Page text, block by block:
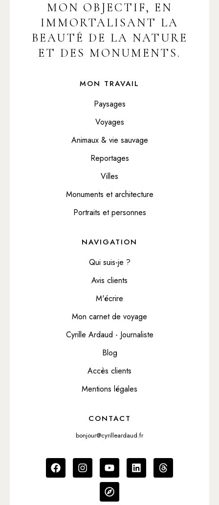
MON OBJECTIF, EN
IMMORTALISANT LA
BEAUTÉ DE LA NATURE
ET DES MONUMENTS.
MON TRAVAIL
Paysages
Voyages
Animaux & vie sauvage
Reportages
Villes
Monuments et architecture
Portraits et personnes
NAVIGATION
Qui suis-je ?
Avis clients
M'écrire
Mon carnet de voyage
Cyrille Ardaud - Journaliste
Blog
Accès clients
Mentions légales
CONTACT
bonjour@cyrilleardaud.fr